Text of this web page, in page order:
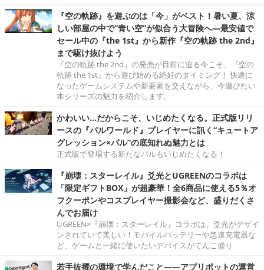
『空の軌跡』を遊ぶのは「今」がベスト！暑い夏、涼
しい部屋の中で“青い空”が似合う大冒険へ―最安値で
セール中の『the 1st』から新作『空の軌跡 the 2nd』
まで駆け抜けよう
『空の軌跡 the 2nd』の発売が目前に迫る今こそ、『空の
軌跡 the 1st』から遊び始める絶好のタイミング！ 快適に
なったゲームシステムや新要素を交えながら、今遊びたい
本シリーズの魅力を紹介します。
かわいい…だからこそ、いじめたくなる。正式版リリ
ースの『パルワールド』プレイヤーに訊く“キュートア
グレッション×パル”の底知れぬ魅力とは
正式版で登場する新たなパルもいじめたくなる！
『崩壊：スターレイル』爻光とUGREENのコラボは
「限定ギフトBOX」が超豪華！全6商品に使える5％オ
フクーポンやコスプレイヤー撮影会など、盛りだくさ
んでお届け
UGREEN×『崩壊：スターレイル』コラボは、爻光がデザイ
ンされていて美しい！モバイルバッテリーや急速充電器な
ど、ゲームと一緒に使いたいデバイスがてんこ盛り
若手抜擢の環境で学んだこと――アプリボットの運営